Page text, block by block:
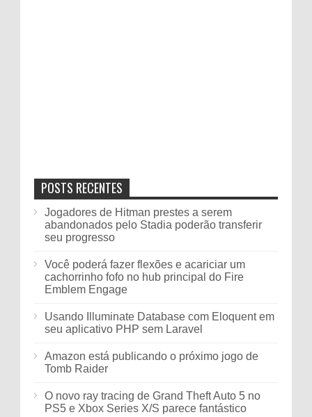
POSTS RECENTES
Jogadores de Hitman prestes a serem
abandonados pelo Stadia poderão transferir
seu progresso
Você poderá fazer flexões e acariciar um
cachorrinho fofo no hub principal do Fire
Emblem Engage
Usando Illuminate Database com Eloquent em
seu aplicativo PHP sem Laravel
Amazon está publicando o próximo jogo de
Tomb Raider
O novo ray tracing de Grand Theft Auto 5 no
PS5 e Xbox Series X/S parece fantástico